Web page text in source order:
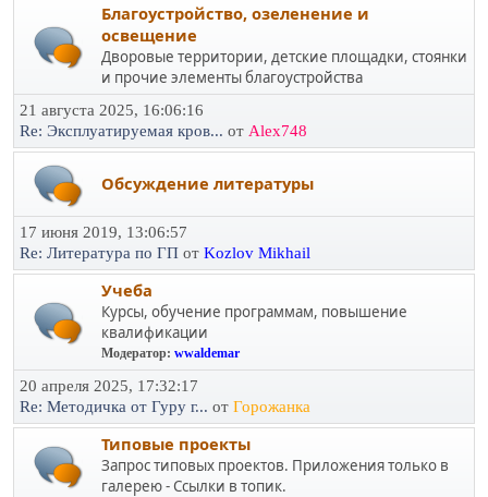
Благоустройство, озеленение и
освещение
Дворовые территории, детские площадки, стоянки
и прочие элементы благоустройства
21 августа 2025, 16:06:16
Re: Эксплуатируемая кров... от Alex748
Обсуждение литературы
17 июня 2019, 13:06:57
Re: Литература по ГП от Kozlov Mikhail
Учеба
Курсы, обучение программам, повышение
квалификации
Модератор: wwaldemar
20 апреля 2025, 17:32:17
Re: Методичка от Гуру г... от Горожанка
Типовые проекты
Запрос типовых проектов. Приложения только в
галерею - Ссылки в топик.